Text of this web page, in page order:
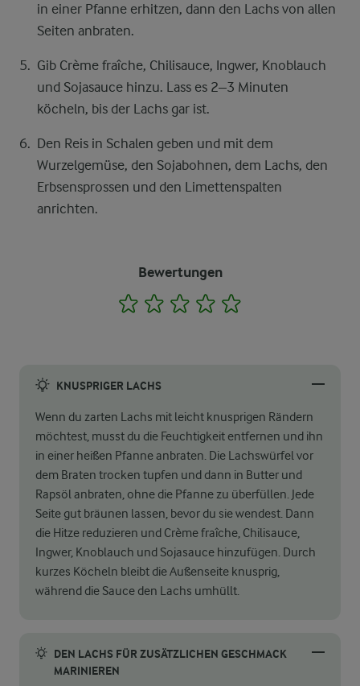
in einer Pfanne erhitzen, dann den Lachs von allen
Seiten anbraten.
Gib Crème fraîche, Chilisauce, Ingwer, Knoblauch
und Sojasauce hinzu. Lass es 2–3 Minuten
köcheln, bis der Lachs gar ist.
Den Reis in Schalen geben und mit dem
Wurzelgemüse, den Sojabohnen, dem Lachs, den
Erbsensprossen und den Limettenspalten
anrichten.
Bewertungen
1 2 3 4
KNUSPRIGER LACHS
Wenn du zarten Lachs mit leicht knusprigen Rändern
möchtest, musst du die Feuchtigkeit entfernen und ihn
in einer heißen Pfanne anbraten. Die Lachswürfel vor
dem Braten trocken tupfen und dann in Butter und
Rapsöl anbraten, ohne die Pfanne zu überfüllen. Jede
Seite gut bräunen lassen, bevor du sie wendest. Dann
die Hitze reduzieren und Crème fraîche, Chilisauce,
Ingwer, Knoblauch und Sojasauce hinzufügen. Durch
kurzes Köcheln bleibt die Außenseite knusprig,
während die Sauce den Lachs umhüllt.
DEN LACHS FÜR ZUSÄTZLICHEN GESCHMACK
MARINIEREN